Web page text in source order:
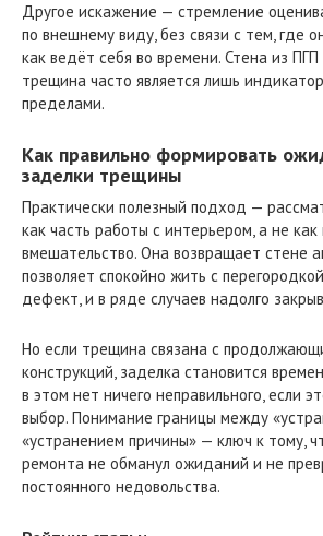
Другое искажение — стремление
по внешнему виду, без связи с тем, где
как ведёт себя во времени. Стена из
трещина часто является лишь
пределами.
Как правильно формировать
заделки трещины
Практически полезный подход —
как часть работы с интерьером, а не
вмешательство. Она возвращает стене
позволяет спокойно жить с
дефект, и в ряде случаев надолго
Но если трещина связана с
конструкций, заделка становится
в этом нет ничего неправильного, если
выбор. Понимание границы между
«устранением причины» — ключ к тому,
ремонта не обманул ожиданий и не
постоянного недовольства.